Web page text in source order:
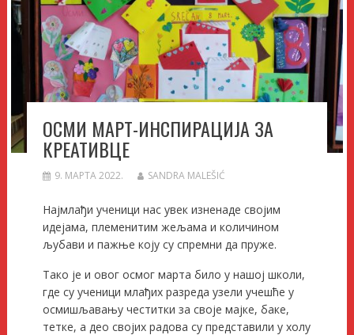
ОСМИ МАРТ-ИНСПИРАЦИЈА ЗА
КРЕАТИВЦЕ
9. МАРТА 2022. SANDRA MALEŠIĆ
Најмлађи ученици нас увек изненаде својим
идејама, племенитим жељама и количином
љубави и пажње коју су спремни да пруже.
Тако је и овог осмог марта било у нашој школи,
где су ученици млађих разреда узели учешће у
осмишљавању честитки за своје мајке, баке,
тетке, а део својих радова су представили у холу